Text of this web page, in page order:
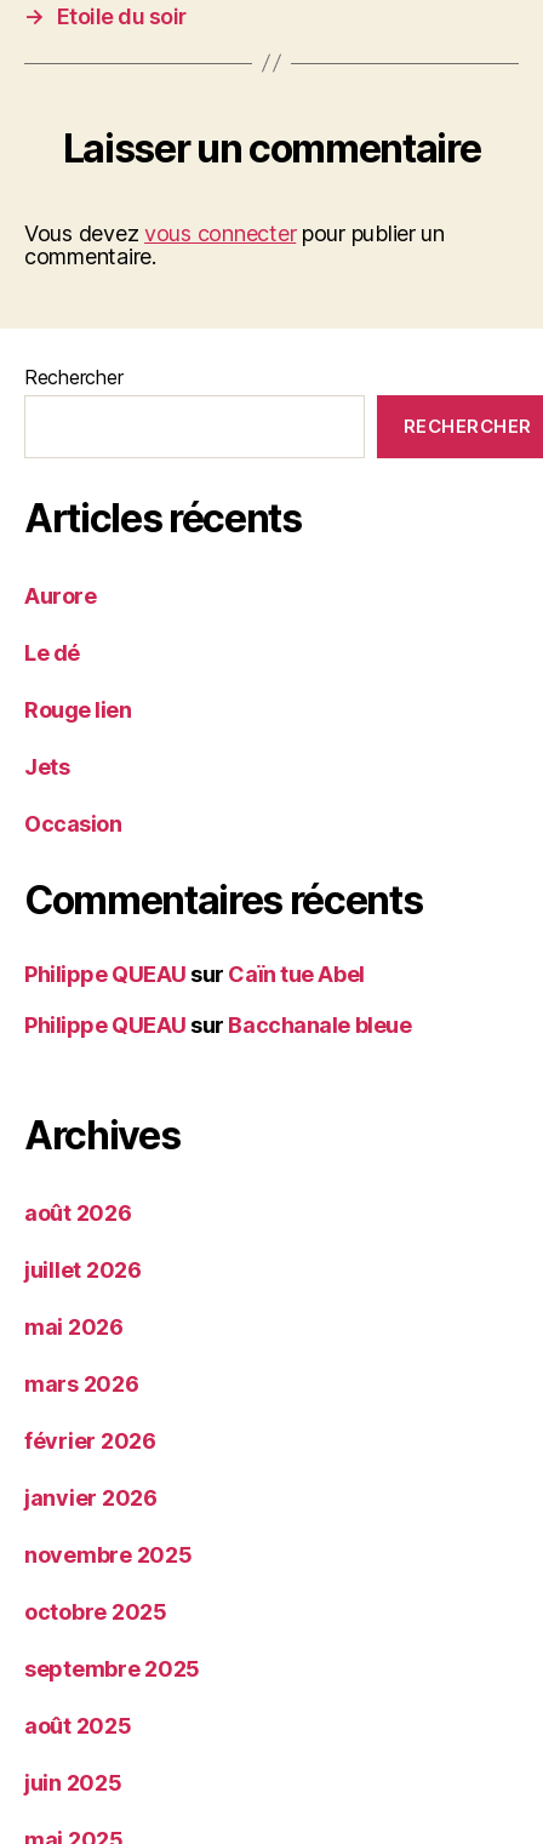
→
Etoile du soir
Laisser un commentaire
Vous devezvous connecterpour publier un
commentaire.
Rechercher
RECHERCHER
Articles récents
Aurore
Le dé
Rouge lien
Jets
Occasion
Commentaires récents
Philippe QUEAU sur Caïn tue Abel
Philippe QUEAU sur Bacchanale bleue
Archives
août 2026
juillet 2026
mai 2026
mars 2026
février 2026
janvier 2026
novembre 2025
octobre 2025
septembre 2025
août 2025
juin 2025